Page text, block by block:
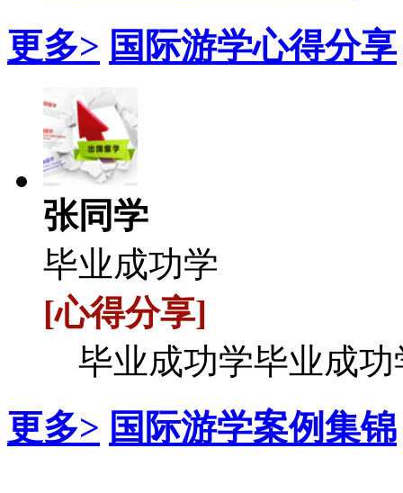
更多> 国际游学心得分享
张同学
毕业成功学
[心得分享]
毕业成功学毕业成
更多> 国际游学案例集锦